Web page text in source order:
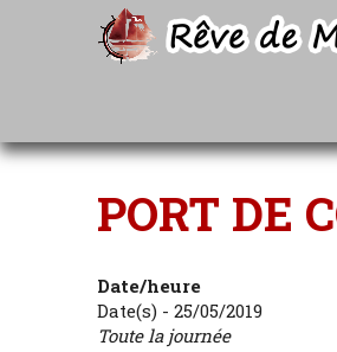
PORT DE
Date/heure
Date(s) - 25/05/2019
Toute la journée